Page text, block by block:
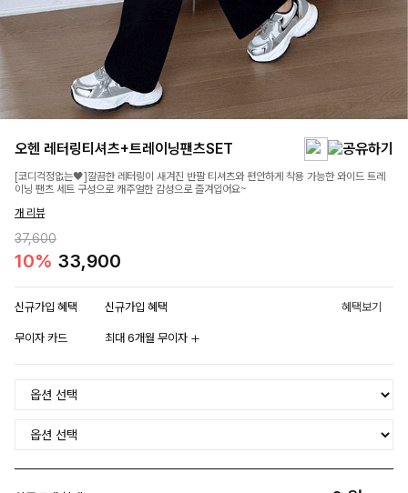
오헨 레터링티셔츠+트레이닝팬츠SET
[코디걱정없는🖤]깔끔한 레터링이 새겨진 반팔 티셔츠와 편안하게 착용 가능한 와이드 트레
이닝 팬츠 세트 구성으로 캐주얼한 감성으로 즐겨입어요~
개 리뷰
37,600
10% 33,900
신규가입 혜택 신규가입 혜택 혜택보기
무이자 카드 최대 6개월 무이자